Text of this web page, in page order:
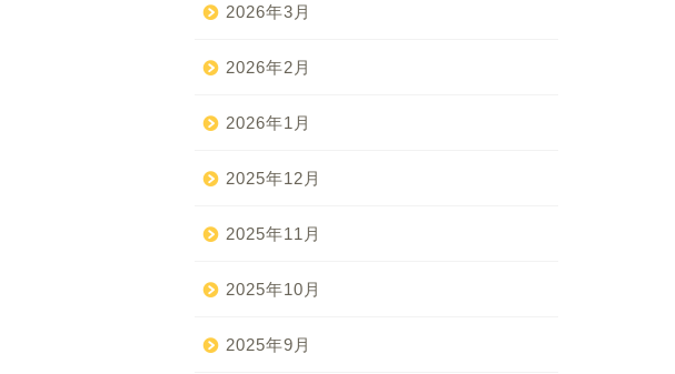
2026年3月
2026年2月
2026年1月
2025年12月
2025年11月
2025年10月
2025年9月